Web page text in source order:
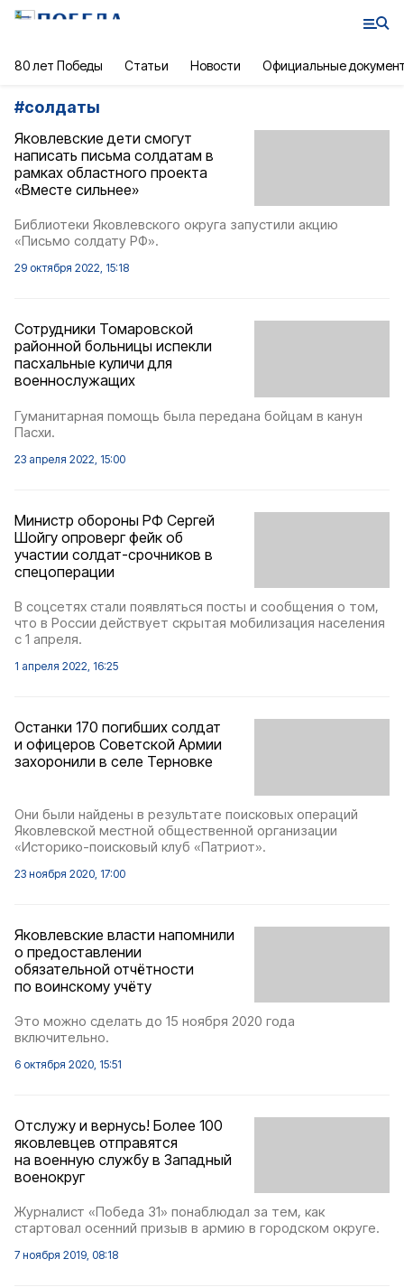
80 лет Победы Статьи Новости Официальные
#солдаты
Яковлевские дети смогут
написать письма солдатам в
рамках областного проекта
«Вместе сильнее»
Библиотеки Яковлевского округа запустили акцию
«Письмо солдату РФ».
29 октября 2022, 15:18
Сотрудники Томаровской
районной больницы испекли
пасхальные куличи для
военнослужащих
Гуманитарная помощь была передана бойцам в канун
Пасхи.
23 апреля 2022, 15:00
Министр обороны РФ Сергей
Шойгу опроверг фейк об
участии солдат-срочников в
спецоперации
В соцсетях стали появляться посты и сообщения о том,
что в России действует скрытая мобилизация населения
с 1 апреля.
1 апреля 2022, 16:25
Останки 170 погибших солдат
и офицеров Советской Армии
захоронили в селе Терновке
Они были найдены в результате поисковых операций
Яковлевской местной общественной организации
«Историко-поисковый клуб «Патриот».
23 ноября 2020, 17:00
Яковлевские власти напомнили
о предоставлении
обязательной отчётности
по воинскому учёту
Это можно сделать до 15 ноября 2020 года
включительно.
6 октября 2020, 15:51
Отслужу и вернусь! Более 100
яковлевцев отправятся
на военную службу в Западный
военокруг
Журналист «Победа 31» понаблюдал за тем, как
стартовал осенний призыв в армию в городском округе.
7 ноября 2019, 08:18